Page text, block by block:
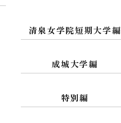
清泉女学院短期大学編
成城大学編
特別編